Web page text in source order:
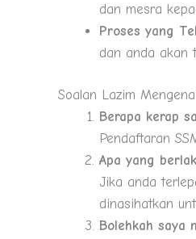
dan mesra
Proses yang
dan anda akan
Soalan Lazim
Berapa kerap
Pendaftaran
Apa yang
Jika anda
dinasihatkan
Bolehkah saya